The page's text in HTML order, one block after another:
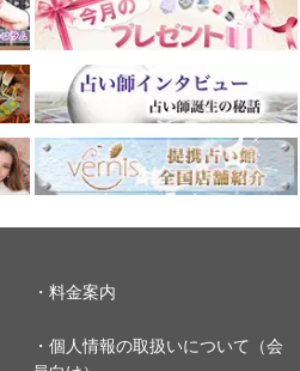
・料金案内
・個人情報の取扱いについて（会